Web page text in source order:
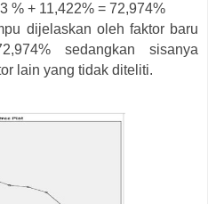
% + 11,422% = 72,974%
dijelaskan oleh faktor baru
sedangkan sisanya
lain yang tidak diteliti.